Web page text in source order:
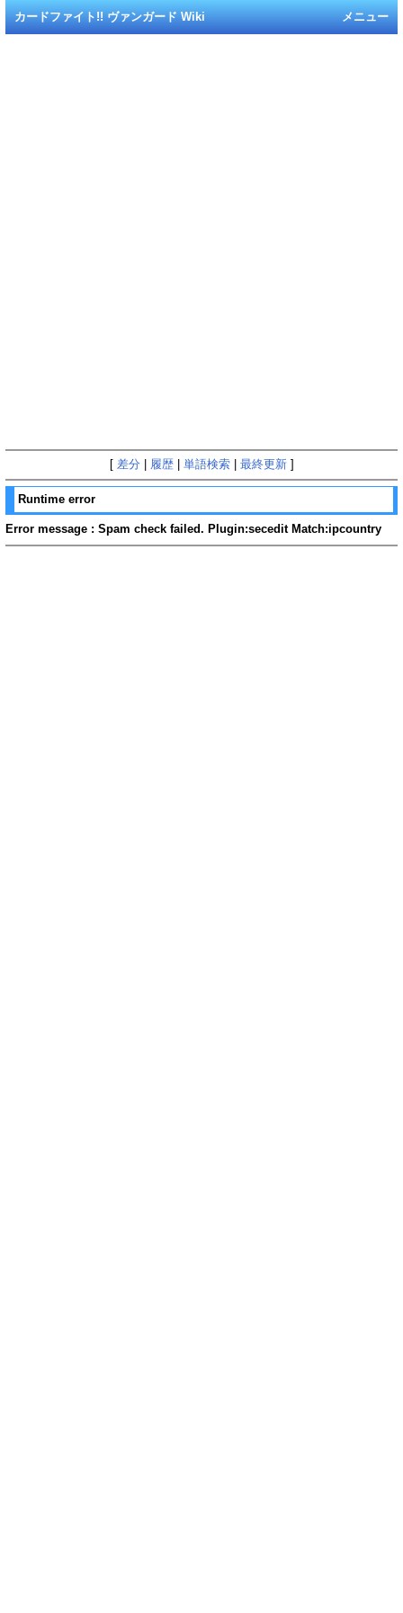
メニュー
カードファイト!! ヴァンガード Wiki
[ 差分 履歴| 単語検索| 最終更新]
Runtime error
Error message : Spam check failed. Plugin:secedit Match:ipcountry